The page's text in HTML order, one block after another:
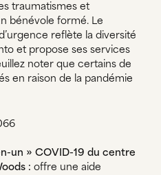
traumatismes et
bénévole formé. Le
reflète la diversité
et propose ses services
noter que certains de
en raison de la pandémie
un » COVID-19 du centre
: offre une aide